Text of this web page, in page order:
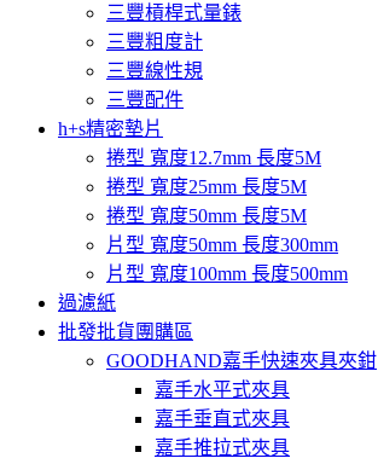
三豐槓桿式量錶
三豐粗度計
三豐線性規
三豐配件
h+s精密墊片
捲型 寬度12.7mm 長度5M
捲型 寬度25mm 長度5M
捲型 寬度50mm 長度5M
片型 寬度50mm 長度300mm
片型 寬度100mm 長度500mm
過濾紙
批發批貨團購區
GOODHAND嘉手快速夾具夾鉗
嘉手水平式夾具
嘉手垂直式夾具
嘉手推拉式夾具